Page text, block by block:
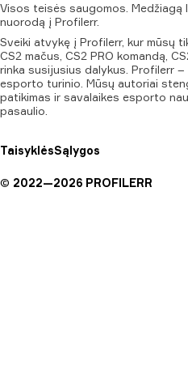
Visos teisės saugomos. Medžiagą
nuorodą į Profilerr.
Sveiki atvykę į Profilerr, kur mūsų
CS2 mačus, CS2 PRO komandą,
rinka susijusius dalykus. Profilerr
esporto turinio. Mūsų autoriai
patikimas ir savalaikes esporto
pasaulio.
TaisyklėsSąlygos
© 2022—2026 PROFILERR